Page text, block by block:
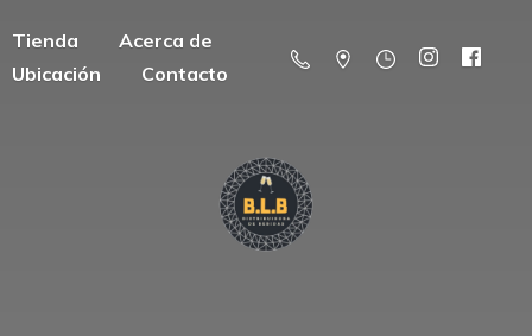
Tienda
Acerca de
Ubicación
Contacto